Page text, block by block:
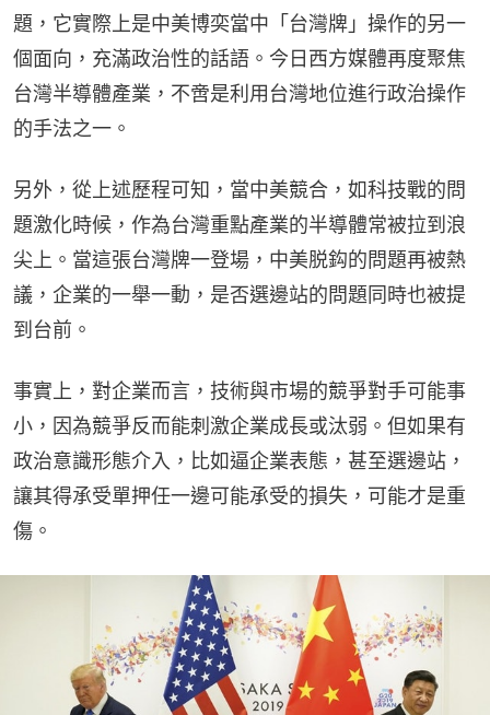
題，它實際上是中美博奕當中「台灣牌」操作的另一
個面向，充滿政治性的話語。今日西方媒體再度聚焦
台灣半導體產業，不啻是利用台灣地位進行政治操作
的手法之一。
另外，從上述歷程可知，當中美競合，如科技戰的問
題激化時候，作為台灣重點產業的半導體常被拉到浪
尖上。當這張台灣牌一登場，中美脱鈎的問題再被熱
議，企業的一舉一動，是否選邊站的問題同時也被提
到台前。
事實上，對企業而言，技術與市場的競爭對手可能事
小，因為競爭反而能刺激企業成長或汰弱。但如果有
政治意識形態介入，比如逼企業表態，甚至選邊站，
讓其得承受單押任一邊可能承受的損失，可能才是重
傷。